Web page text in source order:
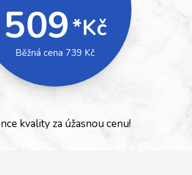
509*Kč
Běžná cena 739 Kč
kvality za úžasnou cenu!